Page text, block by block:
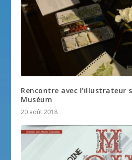
Rencontre avec l’illustrateur
Muséum
20 août 2018